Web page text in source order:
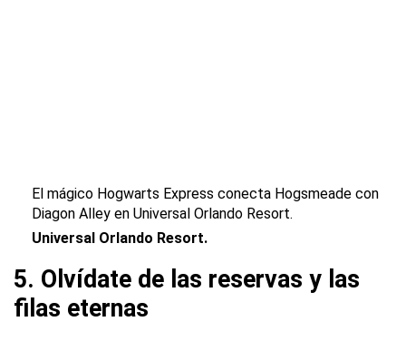
El mágico Hogwarts Express conecta Hogsmeade con
Diagon Alley en Universal Orlando Resort.
Universal Orlando Resort.
5. Olvídate de las reservas y las
filas eternas